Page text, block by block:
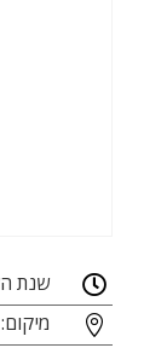
 שנת
 מיקום: